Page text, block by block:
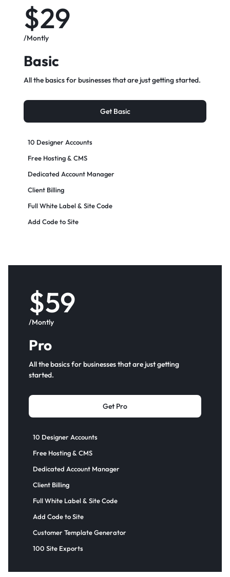
Basic
All the basics for businesses that are just getting started.
$29
/Montly
10 Designer Accounts
Free Hosting & CMS
Dedicated Account Manager
Client Billing
Full White Label & Site Code
Add Code to Site
Get Basic
Pro
All the basics for businesses that are just getting
started.
$59
/Montly
10 Designer Accounts
Free Hosting & CMS
Dedicated Account Manager
Client Billing
Full White Label & Site Code
Add Code to Site
Customer Template Generator
100 Site Exports​
Get Pro